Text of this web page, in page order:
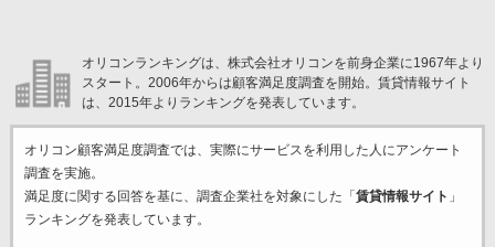
オリコンランキングは、株式会社オリコンを前身企業に1967年より
スタート。2006年からは顧客満足度調査を開始。賃貸情報サイト
は、2015年よりランキングを発表しています。
オリコン顧客満足度調査では、実際にサービスを利用した 人にアンケート
調査を実施。
満足度に関する回答を基に、調査企業社を対象にした「 賃貸情報サイト 」
ランキングを発表しています。